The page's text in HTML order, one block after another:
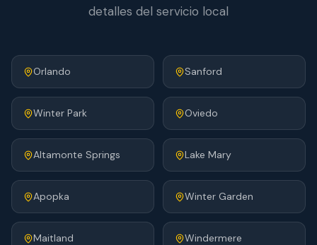
detalles del servicio local
Orlando Sanford
Winter Park Oviedo
Altamonte Springs Lake Mary
Apopka Winter Garden
Maitland Windermere